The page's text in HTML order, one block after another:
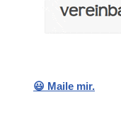
😃 Maile mir.